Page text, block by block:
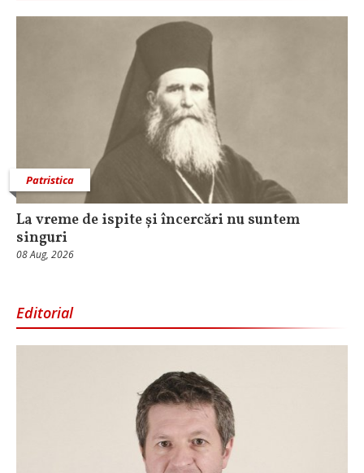
Patristica
La vreme de ispite și încercări nu suntem
singuri
08 Aug, 2026
Editorial